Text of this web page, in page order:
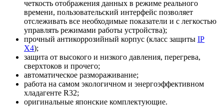
четкость отображения данных в режиме реального
времени, пользовательский интерфейс позволяет
отслеживать все необходимые показатели и с легкостью
управлять режимами работы устройства);
прочный антикоррозийный корпус (класс защиты IP
X4);
защита от высокого и низкого давления, перегрева,
сверхтоков и прочего;
автоматическое размораживание;
работа на самом экологичном и энергоэффективном
хладагенте R32;
оригинальные японские комплектующие.